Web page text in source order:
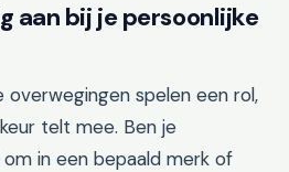
aan bij je persoonlijke
overwegingen spelen een rol,
telt mee. Ben je
in een bepaald merk of